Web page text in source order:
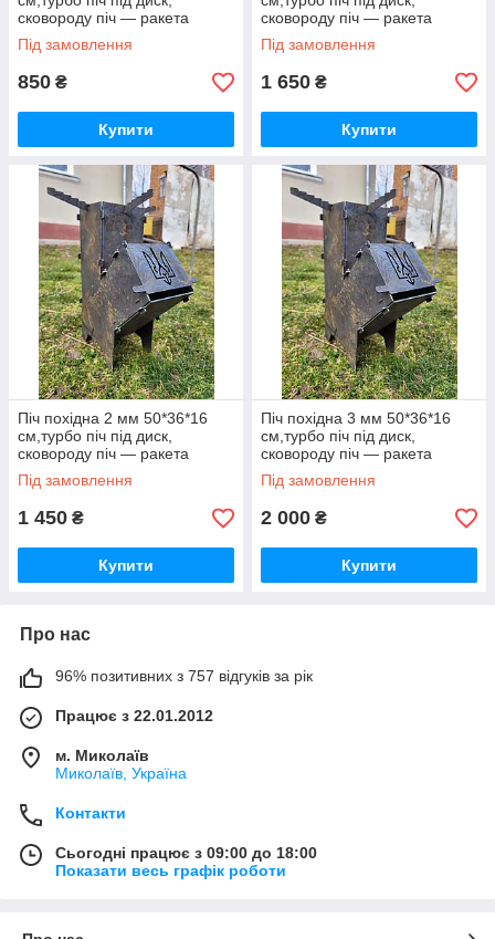
сковороду піч — ракета
Під замовлення
850 ₴
Купити
сковороду піч — ракета
Під замовлення
1 650 ₴
Купити
Піч похідна 2 мм 50*36*16
см,турбо піч під диск,
сковороду піч — ракета
Під замовлення
1 450 ₴
Купити
Піч похідна 3 мм 50*36*16
см,турбо піч під диск,
сковороду піч — ракета
Під замовлення
2 000 ₴
Купити
Про нас
96% позитивних з 757 відгуків за рік
Працює з 22.01.2012
м. Миколаїв
Миколаїв, Україна
Контакти
Сьогодні працює з 09:00 до 18:00
Показати весь графік роботи